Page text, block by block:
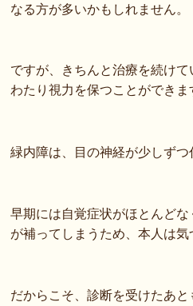
なる方が多いかもしれません。
ですが、きちんと治療を続け
わたり視力を保つことができま
緑内障は、目の神経が少しずつ
早期には自覚症状がほとんど
が補ってしまうため、本人は気
だからこそ、診断を受けたあ